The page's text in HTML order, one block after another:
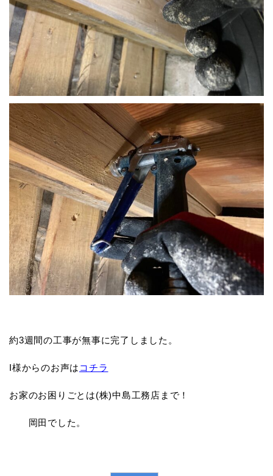
約3週間の工事が無事に完了しました。
I様からのお声は コチラ
お家のお困りごとは(株)中島工務店まで！
岡田でした。